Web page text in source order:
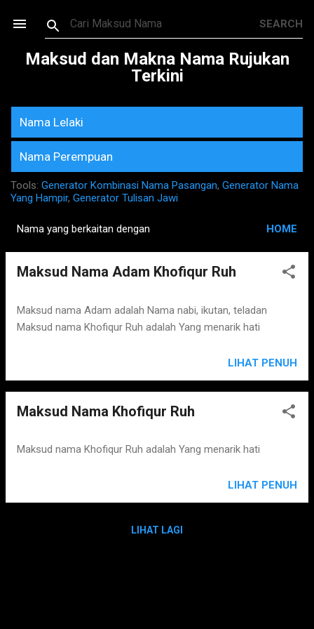
Skip to main content
Maksud dan Makna Nama Rujukan
Terkini
Nama Lelaki
Nama Perempuan
Tools: Generator Kombinasi Nama Pasangan, Generator Nama
Yang Hampir, Generator Tulisan Jawi
o
Nama yang berkaitan dengan HOME
Maksud Nama Adam Khofiqur Ruh
Maksud nama Adam adalah Nama nabi, ikutan, teladan
Maksud nama Khofiqur Ruh adalah Yang menarik hati
LIHAT PENUH
Maksud Nama Khofiqur Ruh
Maksud nama Khofiqur Ruh adalah Yang menarik hati
LIHAT PENUH
LIHAT LAGI